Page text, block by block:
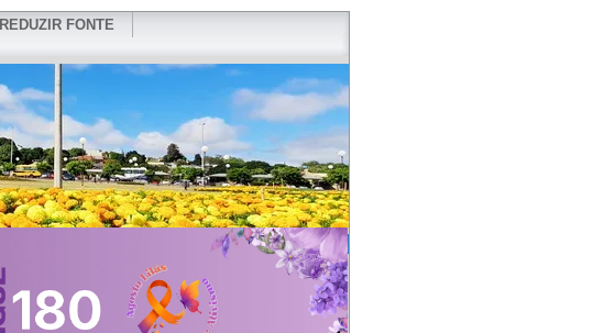
REDUZIR FONTE
REDES SOCIAIS WEBMAIL